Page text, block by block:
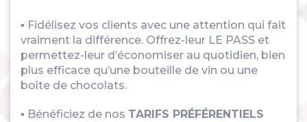
▪ Fidélisez vos clients avec une attention qui fait
vraiment la différence. Offrez-leur LE PASS et
permettez-leur d’économiser au quotidien, bien
plus efficace qu’une bouteille de vin ou une
boîte de chocolats.
▪ Bénéficiez de nos TARIFS PRÉFÉRENTIELS